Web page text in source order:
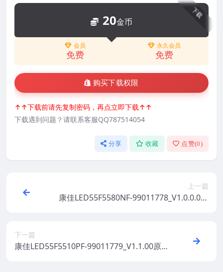
下载
20金币
会员
免费
永久会员
免费
购买下载权限
↑↑下载前请先复制密码，再点立即下载↑↑
下载遇到问题？请联系客服QQ787514054
分享 收藏 点赞(0)
上一篇
康佳LED55F5580NF-99011778_V1.0.0.0原
下一篇
康佳LED55F5510PF-99011779_V1.1.00原